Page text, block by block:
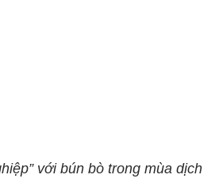
với bún bò trong mùa dịch